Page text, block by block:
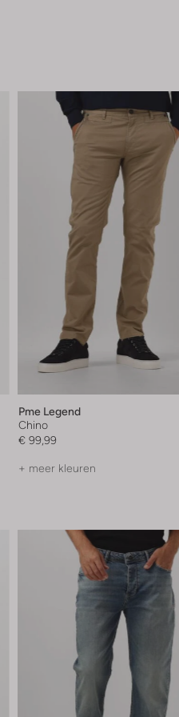
Pme Legend
Chino
€ 99,99
+ meer kleuren